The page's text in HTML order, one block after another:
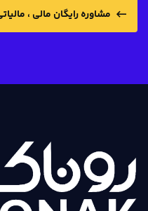
مشاوره رایگان مالی ،